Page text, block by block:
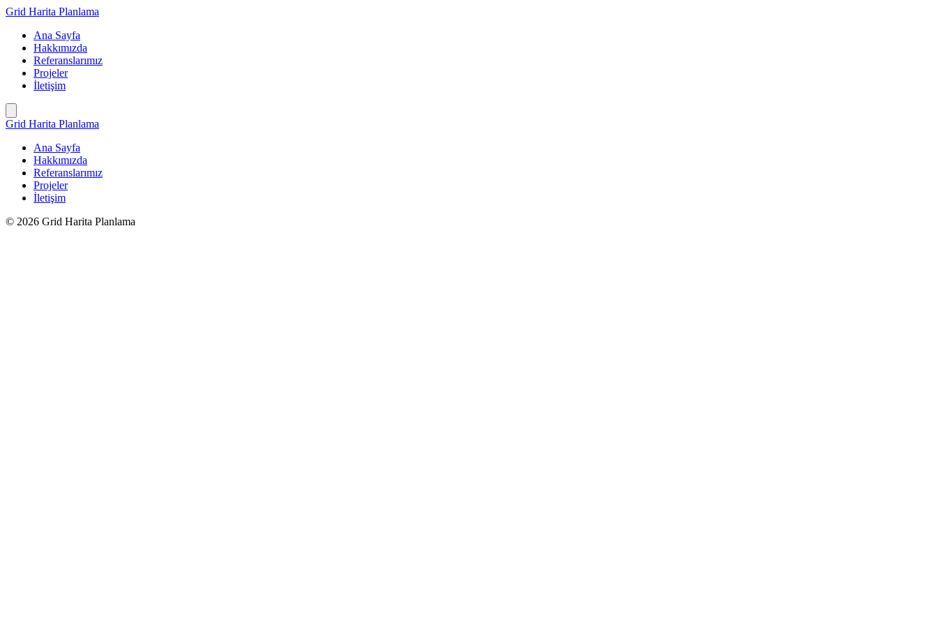
İçeriğe
Grid Harita Planlama
Ana Sayfa
Hakkımızda
Referanslarımız
Projeler
İletişim
Grid Harita Planlama
Ana Sayfa
Hakkımızda
Referanslarımız
Projeler
İletişim
© 2026 Grid Harita Planlama